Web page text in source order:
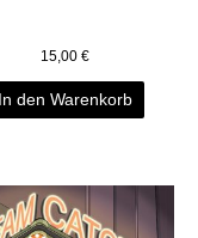
15,00 €
In den Warenkorb